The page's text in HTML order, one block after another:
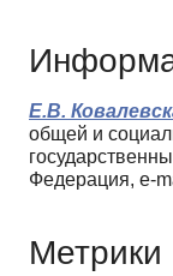
Е.В.
общей и
Федерация, e-
Метрики